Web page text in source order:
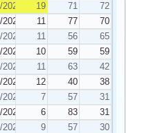
19 71
72
11 77
70
11 56
65
10 59
59
11 63
42
12 40
38
7 57
31
6 83
31
9 57
30